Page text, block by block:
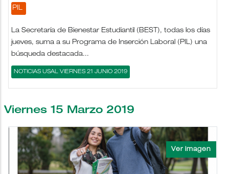
PIL
La Secretaría de Bienestar Estudiantil (BEST), todas los días
jueves, suma a su Programa de Inserción Laboral (PIL) una
búsqueda destacada...
NOTICIAS USAL VIERNES 21 JUNIO 2019
Viernes 15 Marzo 2019